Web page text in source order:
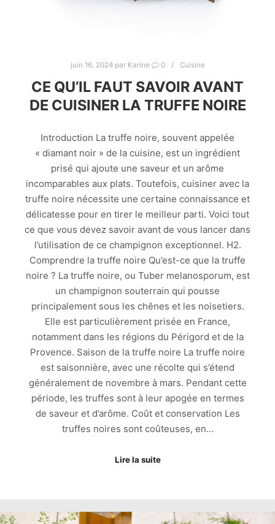
juin 16, 2024par Karine 0 Cuisine
CE QU’IL FAUT SAVOIR AVANT
DE CUISINER LA TRUFFE NOIRE
Introduction La truffe noire, souvent appelée
« diamant noir » de la cuisine, est un ingrédient
prisé qui ajoute une saveur et un arôme
incomparables aux plats. Toutefois, cuisiner avec la
truffe noire nécessite une certaine connaissance et
délicatesse pour en tirer le meilleur parti. Voici tout
ce que vous devez savoir avant de vous lancer dans
l’utilisation de ce champignon exceptionnel. H2.
Comprendre la truffe noire Qu’est-ce que la truffe
noire ? La truffe noire, ou Tuber melanosporum, est
un champignon souterrain qui pousse
principalement sous les chênes et les noisetiers.
Elle est particulièrement prisée en France,
notamment dans les régions du Périgord et de la
Provence. Saison de la truffe noire La truffe noire
est saisonnière, avec une récolte qui s’étend
généralement de novembre à mars. Pendant cette
période, les truffes sont à leur apogée en termes
de saveur et d’arôme. Coût et conservation Les
truffes noires sont coûteuses, en…
Lire la suite